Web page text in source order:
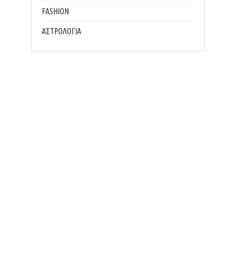
FASHION
ΑΣΤΡΟΛΟΓΙΑ